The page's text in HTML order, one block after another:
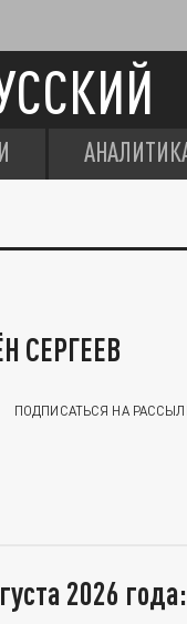
СЕРГЕЕВ
ПОДПИСАТЬСЯ НА
2026